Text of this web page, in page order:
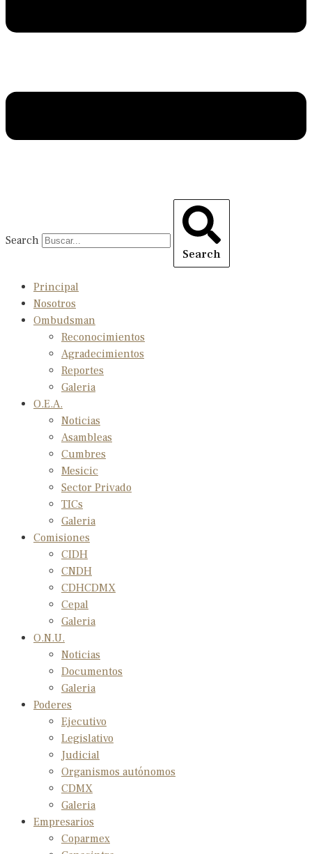
Search
Search
Principal
Nosotros
Ombudsman
Reconocimientos
Agradecimientos
Reportes
Galeria
O.E.A.
Noticias
Asambleas
Cumbres
Mesicic
Sector Privado
TICs
Galeria
Comisiones
CIDH
CNDH
CDHCDMX
Cepal
Galeria
O.N.U.
Noticias
Documentos
Galeria
Poderes
Ejecutivo
Legislativo
Judicial
Organismos autónomos
CDMX
Galeria
Empresarios
Coparmex